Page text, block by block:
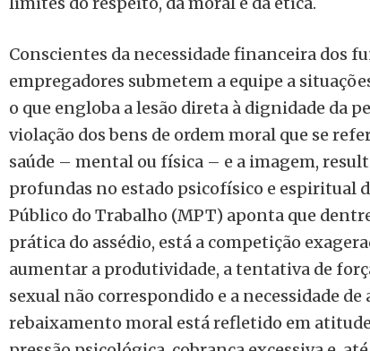
Conscientes da necessidade financeira dos
empregadores submetem a equipe a
o que engloba a lesão direta à dignidade da
violação dos bens de ordem moral que se
saúde – mental ou física – e a imagem,
profundas no estado psicofísico e espiritual
Público do Trabalho (MPT) aponta que
prática do assédio, está a competição
aumentar a produtividade, a tentativa de
sexual não correspondido e a necessidade
rebaixamento moral está refletido em